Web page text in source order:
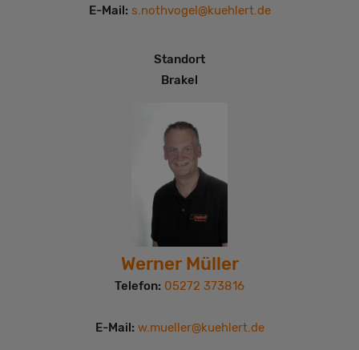
E-Mail: s.nothvogel@kuehlert.de
Standort
Brakel
Werner Müller
Telefon: 05272 373816
E-Mail: w.mueller@kuehlert.de